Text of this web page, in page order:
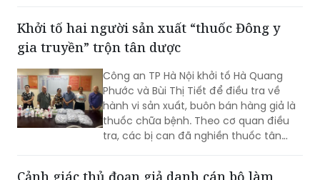
Công an TP Hà Nội khởi tố Hà Quang
Phước và Bùi Thị Tiết để điều tra về
hành vi sản xuất, buôn bán hàng giả là
thuốc chữa bệnh. Theo cơ quan điều
tra, các bị can đã nghiền thuốc tân
dược có thành phần giảm đau, chống
viêm rồi trộn vào thuốc Đông y, đóng
gói dưới nhãn “thuốc Đông y gia truyền”
Cảnh giác thủ đoạn giả danh cán bộ làm